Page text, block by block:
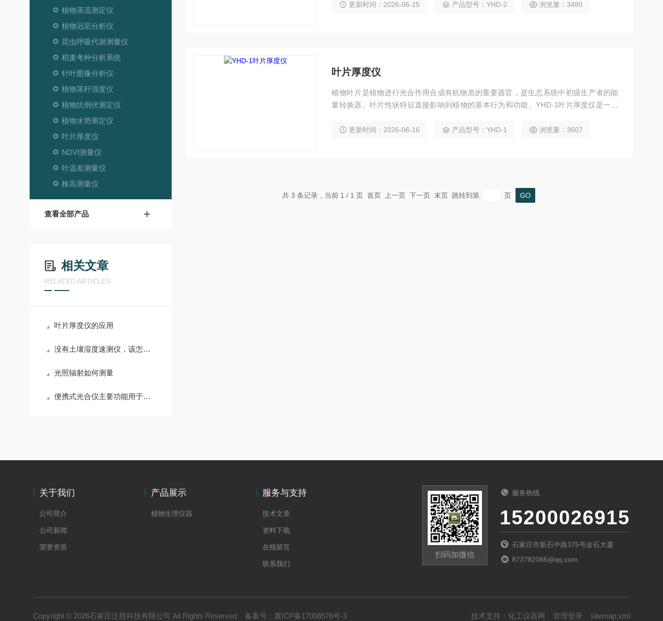
植物茎流测定仪
植物冠层分析仪
昆虫呼吸代谢测量仪
稻麦考种分析系统
针叶图像分析仪
植物茎杆强度仪
植物抗倒伏测定仪
植物水势测定仪
叶片厚度仪
NDVI测量仪
叶温差测量仪
株高测量仪
查看全部产品
相关文章
RELATED ARTICLES
叶片厚度仪的应用
没有土壤湿度速测仪，该怎么办
光照辐射如何测量
便携式光合仪主要功能用于哪块呢？
更新时间：2026-06-15 产品型号：YHD-2 浏览量：3480
叶片厚度仪
植物叶片是植物进行光合作用合成有机物质的重要器官，是生态系统中初级生产者的能
量转换器。叶片性状特征直接影响到植物的基本行为和功能。YHD-1叶片厚度仪是一种
更新时间：2026-06-16 产品型号：YHD-1 浏览量：3607
共 3 条记录，当前 1 / 1 页 首页 上一页 下一页 末页 跳转到第 页
关于我们
公司简介
公司新闻
荣誉资质
产品展示
植物生理仪器
服务与支持
技术文章
资料下载
在线留言
联系我们
扫码加微信
服务热线
15200026915
石家庄市新石中路375号金石大厦
873782066@qq.com
Copyright © 2026石家庄泛胜科技有限公司 All Rights Reserved 备案号： 冀ICP备17008576号-3 技术支持： 化工仪器网 管理登录 sitemap.xml